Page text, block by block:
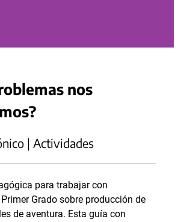
nos
| Actividades
para trabajar con
Grado sobre producción de
de aventura. Esta guía con